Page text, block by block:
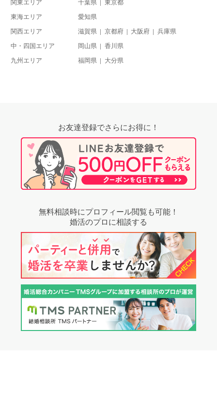
関東エリア 千葉県 東京都
東海エリア 愛知県
関西エリア 滋賀県 京都府 大阪府 兵庫県
中・四国エリア 岡山県 香川県
九州エリア 福岡県 大分県
お友達登録でさらにお得に！
無料相談時にプロフィール閲覧も可能！
婚活のプロに相談する